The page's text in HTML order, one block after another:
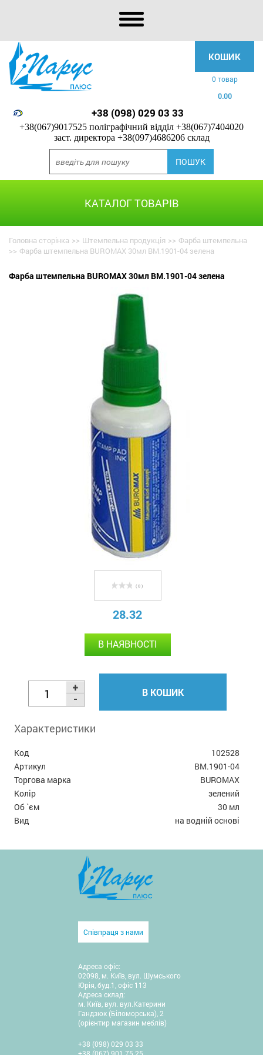
КОШИК
0 товар
0.00
+38 (098) 029 03 33
+38(067)9017525 поліграфічний відділ +38(067)7404020
заст. директора +38(097)4686206 склад
КАТАЛОГ ТОВАРІВ
Головна сторінка >> Штемпельна продукція >> Фарба штемпельна
>> Фарба штемпельна BUROMAX 30мл BM.1901-04 зелена
Фарба штемпельна BUROMAX 30мл BM.1901-04 зелена
( 0 )
28.32
В НАЯВНОСТІ
В КОШИК
Характеристики
Код
102528
Артикул
BM.1901-04
Торгова марка
BUROMAX
Колір
зелений
Об `єм
30 мл
Вид
на водній основі
Співпраця з нами
Адреса офіс:
02098, м. Київ, вул. Шумського
Юрія, буд.1, офіс 113
Адреса склад:
м. Київ, вул. вул.Катерини
Гандзюк (Біломорська), 2
(орієнтир магазин меблів)
+38 (098) 029 03 33